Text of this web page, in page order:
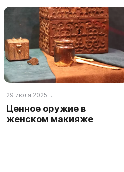
29 июля 2025 г.
Ценное оружие в
женском макияже